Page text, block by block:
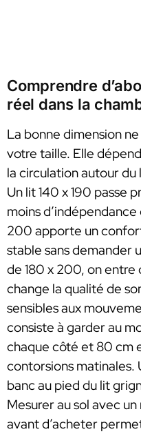
Comprendre
réel dans la
La bonne dimension
votre taille. Elle
la circulation autour
Un lit 140 x 190 passe
moins
200 apporte un
stable sans demander
de 180 x 200, on entre
change la qualité de
sensibles aux
consiste à garder au
chaque côté et 80 cm
contorsions matinales.
banc au pied du lit
Mesurer au sol avec
avant d’acheter